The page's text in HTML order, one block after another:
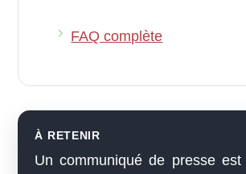
FAQ complète
À RETENIR
Un communiqué de presse est